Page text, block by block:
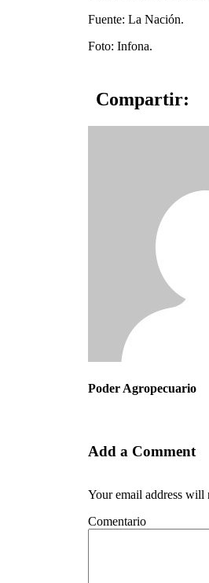
Fuente: La Nación.
Foto: Infona.
Compartir:
Poder Agropecuario
Add a Comment
Your email address will
Comentario